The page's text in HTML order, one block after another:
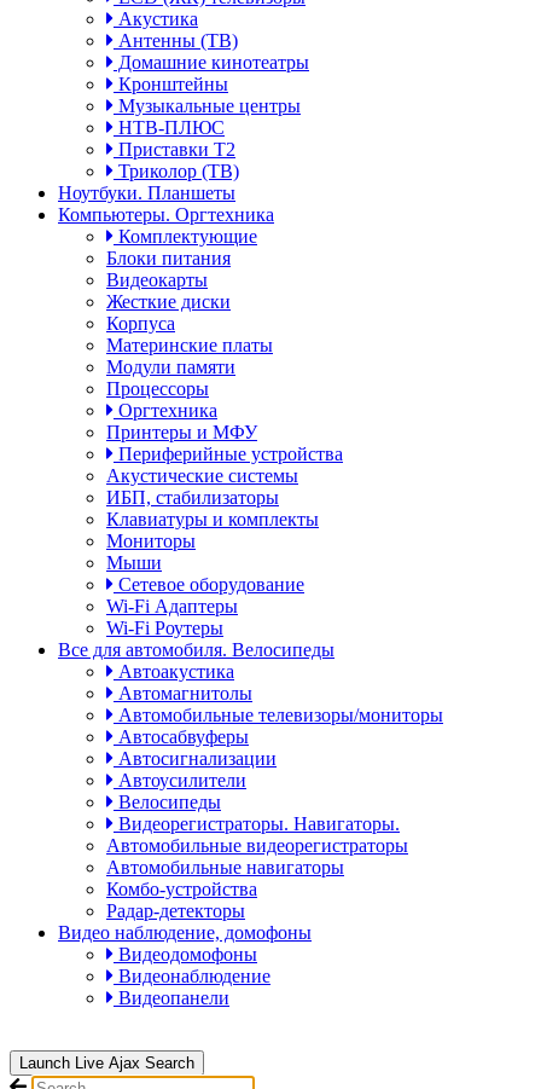
Акустика
Антенны (ТВ)
Домашние кинотеатры
Кронштейны
Музыкальные центры
НТВ-ПЛЮС
Приставки Т2
Триколор (ТВ)
Ноутбуки. Планшеты
Компьютеры. Оргтехника
Комплектующие
Блоки питания
Видеокарты
Жесткие диски
Корпуса
Материнские платы
Модули памяти
Процессоры
Оргтехника
Принтеры и МФУ
Периферийные устройства
Акустические системы
ИБП, стабилизаторы
Клавиатуры и комплекты
Мониторы
Мыши
Сетевое оборудование
Wi-Fi Адаптеры
Wi-Fi Роутеры
Все для автомобиля. Велосипеды
Автоакустика
Автомагнитолы
Автомобильные телевизоры/мониторы
Автосабвуферы
Автосигнализации
Автоусилители
Велосипеды
Видеорегистраторы. Навигаторы.
Автомобильные видеорегистраторы
Автомобильные навигаторы
Комбо-устройства
Радар-детекторы
Видео наблюдение, домофоны
Видеодомофоны
Видеонаблюдение
Видеопанели
Launch Live Ajax Search